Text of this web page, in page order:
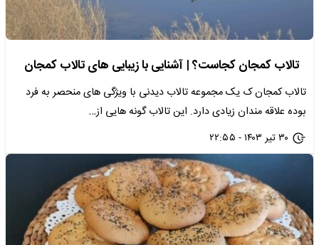
تالاب کمجان کجاست؟ | آشنایی با زیبایی های تالاب کمجان
تالاب کمجان ک یک مجموعه تالاب دیدنی با ویژگی های منحصر به فرد
بوده علاقه مندان زیادی دارد. این تالاب گونه هایی از…
۳۰ تیر ۱۴۰۳ - ۲۲:۵۵